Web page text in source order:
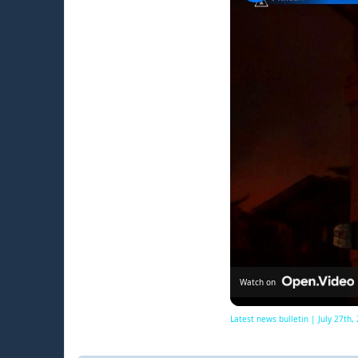
Watch on
Latest news bulletin | July 27th,